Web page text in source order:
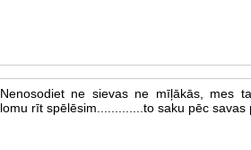
Nenosodiet ne sievas ne mīļākās, mes
lomu rīt spēlēsim.............to saku pēc savas